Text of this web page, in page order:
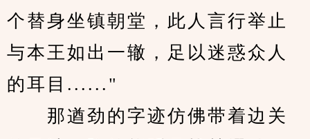
个替身坐镇朝堂，此人言行举止
与本王如出一辙，足以迷惑众人
的耳目......"
那遒劲的字迹仿佛带着边关